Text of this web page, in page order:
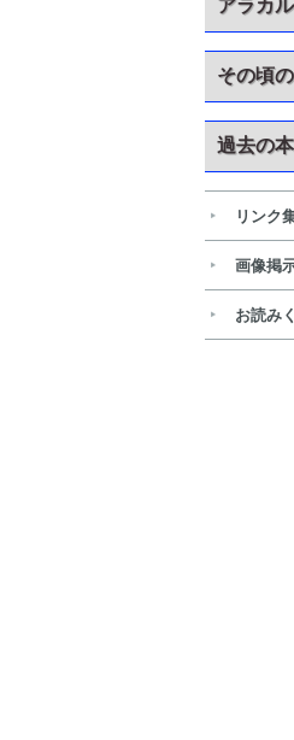
アラカ
その頃
過去の
リンク
画像掲
お読み